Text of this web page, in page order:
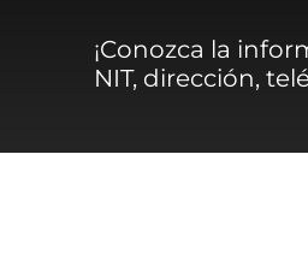
¡Conozca la
NIT, dirección,